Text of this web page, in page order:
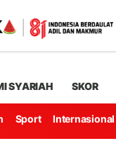
SYARIAH SKOR
Sport Internasional